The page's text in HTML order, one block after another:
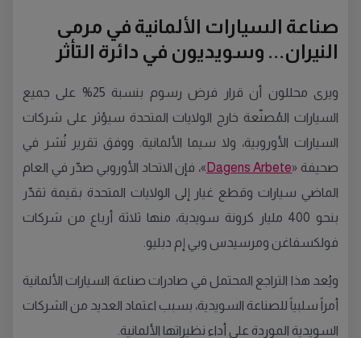
صناعة السيارات الألمانية في مرمى
النيران... وسويديون في دائرة التأثر
ويرى محللون أن قرار فرض رسوم بنسبة 25% على جميع
السيارات المُصنّعة خارج الولايات المتحدة سيؤثر على شركات
السيارات الأوروبية، ولا سيما الألمانية. ووفق تقرير نُشر في
صحيفة «Dagens Arbete »، فإن الاتحاد الأوروبي صدّر في العام
الماضي سيارات وقطع غيار إلى الولايات المتحدة بقيمة تقدّر
بنحو 400 مليار كرونة سويدية، منها ثلاثة أرباع من شركات
فولكسفاغن ومرسيدس وبي إم دبليو.
ويُعد هذا التراجع المحتمل في صادرات صناعة السيارات الألمانية
أمراً سلبياً للصناعة السويدية، بسبب اعتماد العديد من الشركات
السويدية الموردة على أداء نظيراتها الألمانية.